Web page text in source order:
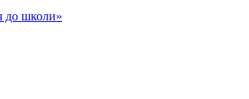
до школи»